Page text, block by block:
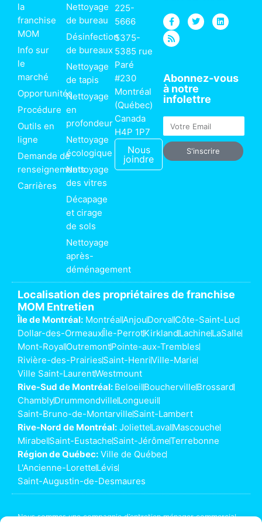
la
franchise
MOM
Info sur
le
marché
Opportunités
Procédure
Outils en
ligne
Demande de
renseignements
Carrières
Nettoyage
de bureau
Désinfection
de bureaux
Nettoyage
de tapis
Nettoyage
en
profondeur
Nettoyage
écologique
Nettoyage
des vitres
Décapage
et cirage
de sols
Nettoyage
après-
déménagement
225-
5666
5375-
5385 rue
Paré
#230
Montréal
(Québec)
Canada
H4P 1P7
Nous
joindre
F
a
c
e
b
k
-
f
T
w
i
L
i
n
n
R
s
s
Abonnez-vous
à notre
infolettre
Email
S'inscrire
Localisation des propriétaires de franchise
MOM Entretien
Île de Montréal: MontréalAnjouDorvalCôte-Saint-Luc
Dollar-des-OrmeauxÎle-PerrotKirklandLachineLaSalle
Mont-RoyalOutremontPointe-aux-Trembles
Rivière-des-PrairiesSaint-HenriVille-Marie
Ville Saint-LaurentWestmount
Rive-Sud de Montréal: BeloeilBouchervilleBrossard
ChamblyDrummondvilleLongueuil
Saint-Bruno-de-MontarvilleSaint-Lambert
Rive-Nord de Montréal: JolietteLavalMascouche
MirabelSaint-EustacheSaint-JérômeTerrebonne
Région de Québec: Ville de Québec
L'Ancienne-LoretteLévis
Saint-Augustin-de-Desmaures
Nous sommes une compagnie d’entretien ménager commercial